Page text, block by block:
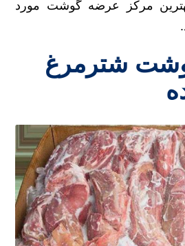
مرکز عرضه گوشت مورد
شترمرغ